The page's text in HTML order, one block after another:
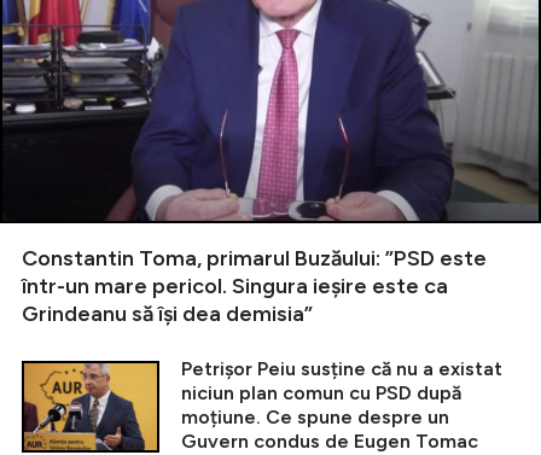
Constantin Toma, primarul Buzăului: ”PSD este
într-un mare pericol. Singura ieșire este ca
Grindeanu să își dea demisia”
Petrișor Peiu susține că nu a existat
niciun plan comun cu PSD după
moțiune. Ce spune despre un
Guvern condus de Eugen Tomac